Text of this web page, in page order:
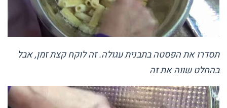
תסדרו את הפסטה בתבנית עגולה. זה לוקח קצת זמן, אבל
בהחלט שווה את זה